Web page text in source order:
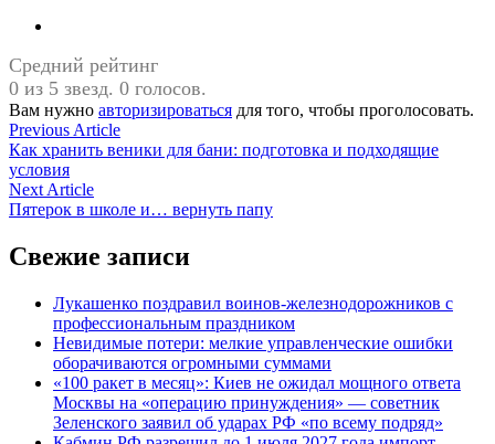
Средний рейтинг
0 из 5 звезд. 0 голосов.
Вам нужно авторизироваться для того, чтобы проголосовать.
Навигация
по
записям
Previous ArticlePrevious
article:
Как хранить веники для бани: подготовка и подходящие
условия
Next ArticleNext
article:
Пятерок в школе и… вернуть папу
Свежие записи
Лукашенко поздравил воинов-железнодорожников с
профессиональным праздником
Невидимые потери: мелкие управленческие ошибки
оборачиваются огромными суммами
«100 ракет в месяц»: Киев не ожидал мощного ответа
Москвы на «операцию принуждения» — советник
Зеленского заявил об ударах РФ «по всему подряд»